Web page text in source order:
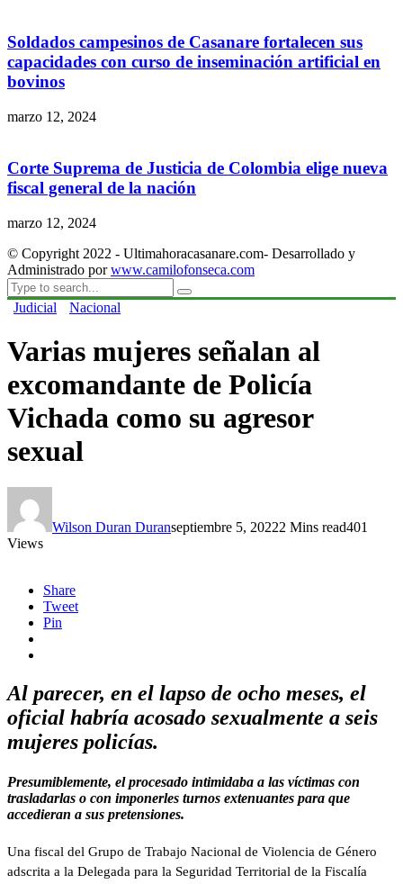
Soldados campesinos de Casanare fortalecen sus
capacidades con curso de inseminación artificial en
bovinos
marzo 12, 2024
Corte Suprema de Justicia de Colombia elige nueva
fiscal general de la nación
marzo 12, 2024
© Copyright 2022 - Ultimahoracasanare.com- Desarrollado y
Administrado porwww.camilofonseca.com
Judicial Nacional
Varias mujeres señalan al
excomandante de Policía
Vichada como su agresor
sexual
Wilson Duran Duranseptiembre 5, 20222 Mins read401
Views
Share
Tweet
Pin
Al parecer, en el lapso de ocho meses, el
oficial habría acosado sexualmente a seis
mujeres policías.
Presumiblemente, el procesado intimidaba a las víctimas con
trasladarlas o con imponerles turnos extenuantes para que
accedieran a sus pretensiones.
Una fiscal del Grupo de Trabajo Nacional de Violencia de Género
adscrita a la Delegada para la Seguridad Territorial de la Fiscalía